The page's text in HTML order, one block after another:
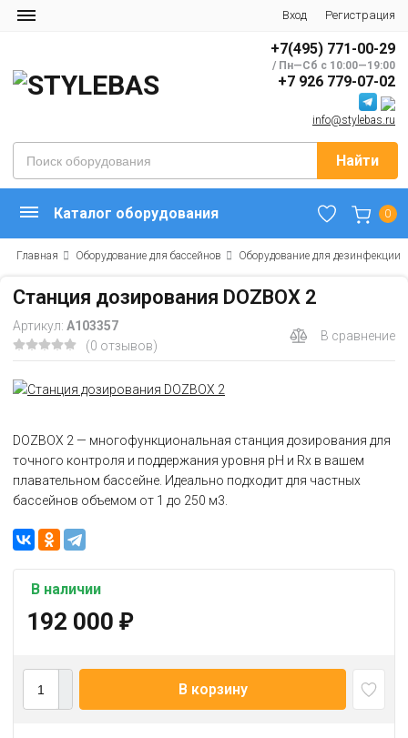
Вход Регистрация
+7(495) 771-00-29
/ Пн—Сб с 10:00—19:00
+7 926 779-07-02
info@stylebas.ru
Найти
0
Каталог оборудования
Главная Оборудование для бассейнов Оборудование для дезинфекции
Станция дозирования DOZBOX 2
Артикул: А103357
(0 отзывов)
В сравнение
DOZBOX 2 — многофункциональная станция дозирования для
точного контроля и поддержания уровня pH и Rx в вашем
плавательном бассейне. Идеально подходит для частных
бассейнов объемом от 1 до 250 м3.
В наличии
192 000 ₽
В корзину